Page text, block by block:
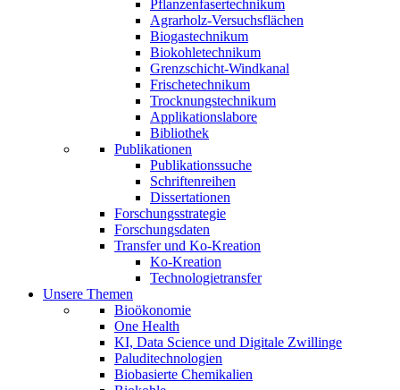
Pflanzenfasertechnikum
Agrarholz-Versuchsflächen
Biogastechnikum
Biokohletechnikum
Grenzschicht-Windkanal
Frischetechnikum
Trocknungstechnikum
Applikationslabore
Bibliothek
Publikationen
Publikationssuche
Schriftenreihen
Dissertationen
Forschungsstrategie
Forschungsdaten
Transfer und Ko-Kreation
Ko-Kreation
Technologietransfer
Unsere Themen
Bioökonomie
One Health
KI, Data Science und Digitale Zwillinge
Paluditechnologien
Biobasierte Chemikalien